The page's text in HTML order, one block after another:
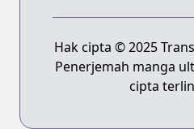
Hak cipta © 2025
Penerjemah manga
cipta